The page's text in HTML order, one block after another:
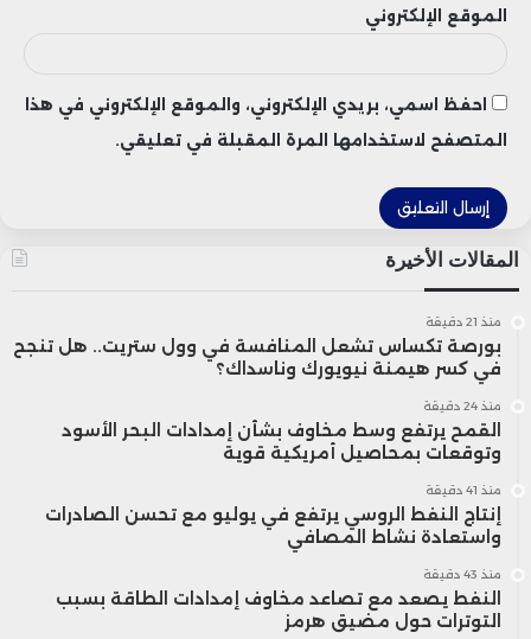
الموقع الإلكتروني
احفظ اسمي، بريدي الإلكتروني، والموقع الإلكتروني في هذا
المتصفح لاستخدامها المرة المقبلة في تعليقي.
المقالات الأخيرة
منذ 21 دقيقة
بورصة تكساس تشعل المنافسة في وول ستريت.. هل تنجح
في كسر هيمنة نيويورك وناسداك؟
منذ 24 دقيقة
القمح يرتفع وسط مخاوف بشأن إمدادات البحر الأسود
وتوقعات بمحاصيل أمريكية قوية
منذ 41 دقيقة
إنتاج النفط الروسي يرتفع في يوليو مع تحسن الصادرات
واستعادة نشاط المصافي
منذ 43 دقيقة
النفط يصعد مع تصاعد مخاوف إمدادات الطاقة بسبب
التوترات حول مضيق هرمز